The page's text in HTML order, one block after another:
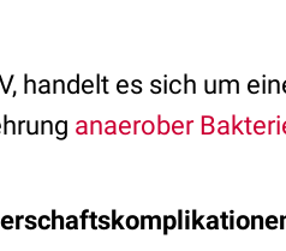
handelt es sich um
anaerober